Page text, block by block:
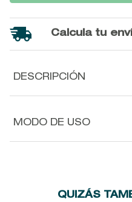
Calcula tu
DESCRIPCIÓN
MODO DE USO
QUIZÁS